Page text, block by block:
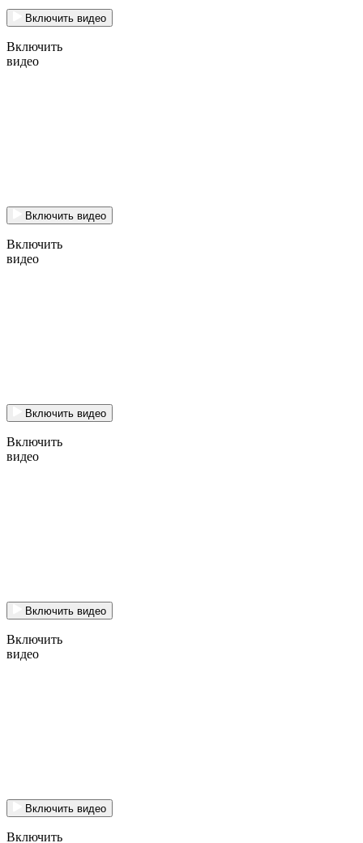
Включить видео
Включить
видео
Включить видео
Включить
видео
Включить видео
Включить
видео
Включить видео
Включить
видео
Включить видео
Включить